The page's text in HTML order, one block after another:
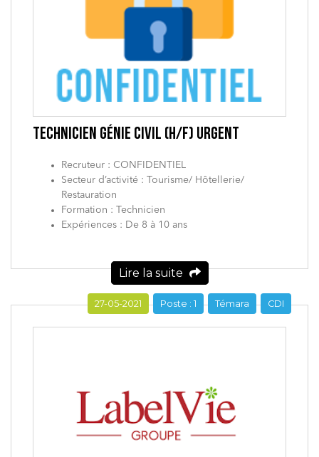
TECHNICIEN GÉNIE CIVIL (H/F) URGENT
Recruteur : CONFIDENTIEL
Secteur d’activité : Tourisme/ Hôtellerie/
Restauration
Formation : Technicien
Expériences : De 8 à 10 ans
Lire la suite
CDI
Témara
Poste : 1
27-05-2021